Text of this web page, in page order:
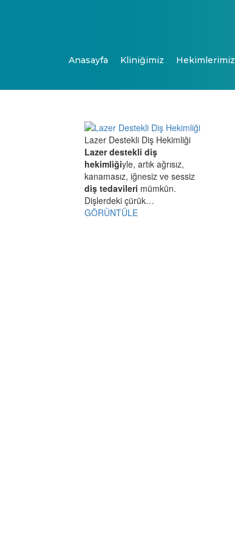
Anasayfa Kliniğimiz Hekimlerimiz
Lazer Destekli Diş Hekimliği
Lazer destekli diş
hekimliğiyle, artık ağrısız,
kanamasız, iğnesiz ve sessiz
diş tedavileri mümkün.
Dişlerdeki çürük…
GÖRÜNTÜLE